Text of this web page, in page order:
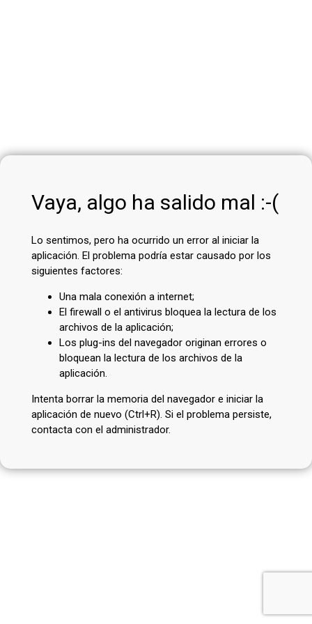
Vaya, algo ha salido mal :-(
Lo sentimos, pero ha ocurrido un error al iniciar la
aplicación. El problema podría estar causado por los
siguientes factores:
Una mala conexión a internet;
El firewall o el antivirus bloquea la lectura de los
archivos de la aplicación;
Los plug-ins del navegador originan errores o
bloquean la lectura de los archivos de la
aplicación.
Intenta borrar la memoria del navegador e iniciar la
aplicación de nuevo (Ctrl+R). Si el problema persiste,
contacta con el administrador.